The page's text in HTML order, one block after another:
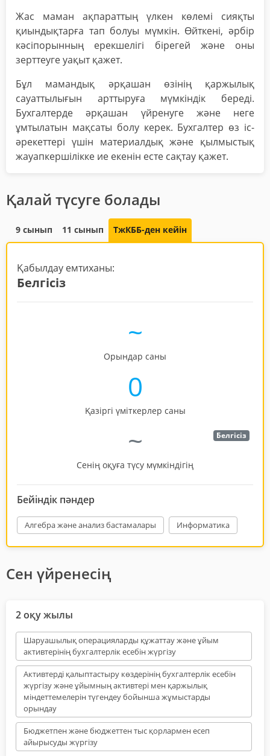
Жас маман ақпараттың үлкен көлемі сияқты
қиындықтарға тап болуы мүмкін. Өйткені, әрбір
кәсіпорынның ерекшелігі бірегей және оны
зерттеуге уақыт қажет.
Бұл мамандық әрқашан өзінің қаржылық
сауаттылығын арттыруға мүмкіндік береді.
Бухгалтерде әрқашан үйренуге және неге
ұмтылатын мақсаты болу керек. Бухгалтер өз іс-
әрекеттері үшін материалдық және қылмыстық
жауапкершілікке ие екенін есте сақтау қажет.
Қалай түсуге болады
9 сынып 11 сынып ТжКББ-ден кейін
Қабылдау емтиханы:
Белгісіз
~
Орындар саны
0
Қазіргі үміткерлер саны
~
Сенің оқуға түсу мүмкіндігің
Белгісіз
Бейіндік пәндер
Алгебра және анализ бастамалары Информатика
Сен үйренесің
2 оқу жылы
Шаруашылық операцияларды құжаттау және ұйым
активтерінің бухгалтерлік есебін жүргізу
Активтерді қалыптастыру көздерінің бухгалтерлік есебін
жүргізу және ұйымның активтері мен қаржылық
міндеттемелерін түгендеу бойынша жұмыстарды
орындау
Бюджетпен және бюджеттен тыс қорлармен есеп
айырысуды жүргізу